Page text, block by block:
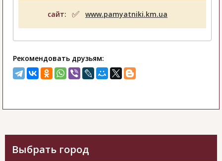
сайт: www.pamyatniki.km.ua
Рекомендовать друзьям:
Выбрать город